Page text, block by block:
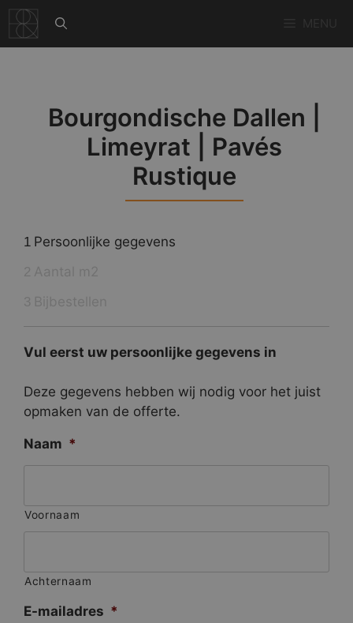
naar
de
Bourgondische Dallen |
Limeyrat | Pavés
Rustique
1 Persoonlijke gegevens
Vul eerst uw persoonlijke gegevens in
Deze gegevens hebben wij nodig voor het juist
opmaken van de offerte.
Naam *
Voornaam
Achternaam
E-mailadres *